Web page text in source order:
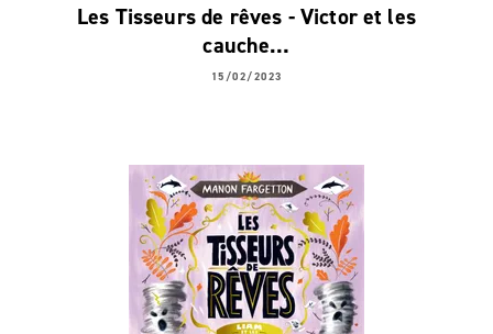
Les Tisseurs de rêves - Victor et les
cauche…
15/02/2023